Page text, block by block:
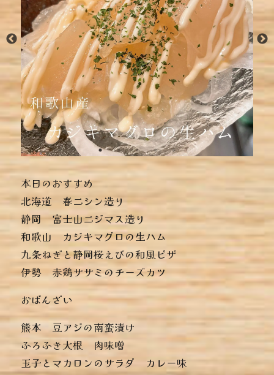
本日のおすすめ
︎北海道 春ニシン造り
︎静岡 富士山ニジマス造り
︎和歌山 カジキマグロの生ハム
︎九条ねぎと静岡桜えびの和風ピザ
︎伊勢 赤鶏ササミのチーズカツ
おばんざい
︎熊本 豆アジの南蛮漬け
︎ふろふき大根 肉味噌
︎玉子とマカロンのサラダ カレー味